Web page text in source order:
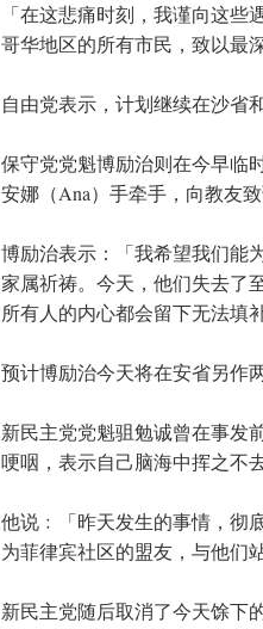
「在这悲痛时刻，我谨向这
哥华地区的所有市民，致以最
自由党表示，计划继续在沙省
保守党党魁博励治则在今早临
安娜（Ana）手牵手，向教友
博励治表示：「我希望我们能
家属祈祷。今天，他们失去了
所有人的内心都会留下无法填
预计博励治今天将在安省另作
新民主党党魁驵勉诚曾在事发
哽咽，表示自己脑海中挥之不
他说﹕「昨天发生的事情，彻
为菲律宾社区的盟友，与他们
新民主党随后取消了今天馀下